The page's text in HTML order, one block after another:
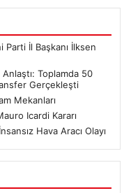
Parti İl Başkanı İlksen
Anlaştı: Toplamda 50
Gerçekleşti
Mekanları
Icardi Kararı
Hava Aracı Olayı